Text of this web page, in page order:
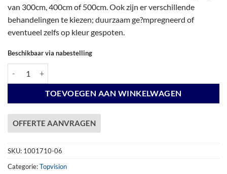
van 300cm, 400cm of 500cm. Ook zijn er verschillende
behandelingen te kiezen; duurzaam ge?mpregneerd of
eventueel zelfs op kleur gespoten.
Beschikbaar via nabestelling
TOEVOEGEN AAN WINKELWAGEN
OFFERTE AANVRAGEN
SKU: 1001710-06
Categorie:Topvision